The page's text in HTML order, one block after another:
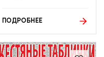
ПОДРОБНЕЕ